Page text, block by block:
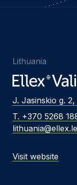
Lithuania
J. Jasinskio g. 2,
T. +370 5268
Visit website